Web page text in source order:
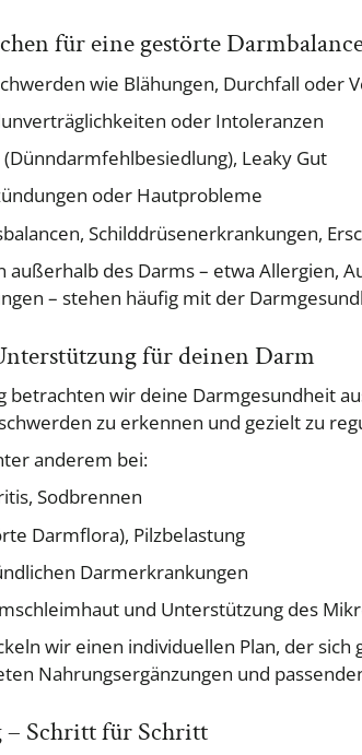
für eine gestörte
wie Blähungen, Durchfall oder
oder Intoleranzen
(Dünndarmfehlbesiedlung), Leaky Gut
oder Hautprobleme
Schilddrüsenerkrankungen,
außerhalb des Darms – etwa Allergien,
– stehen häufig mit der
für deinen Darm
betrachten wir deine Darmgesundheit
zu erkennen und gezielt zu
anderem bei:
Sodbrennen
Darmflora), Pilzbelastung
Darmerkrankungen
und Unterstützung des
wir einen individuellen Plan, der
Nahrungsergänzungen und
– Schritt für Schritt